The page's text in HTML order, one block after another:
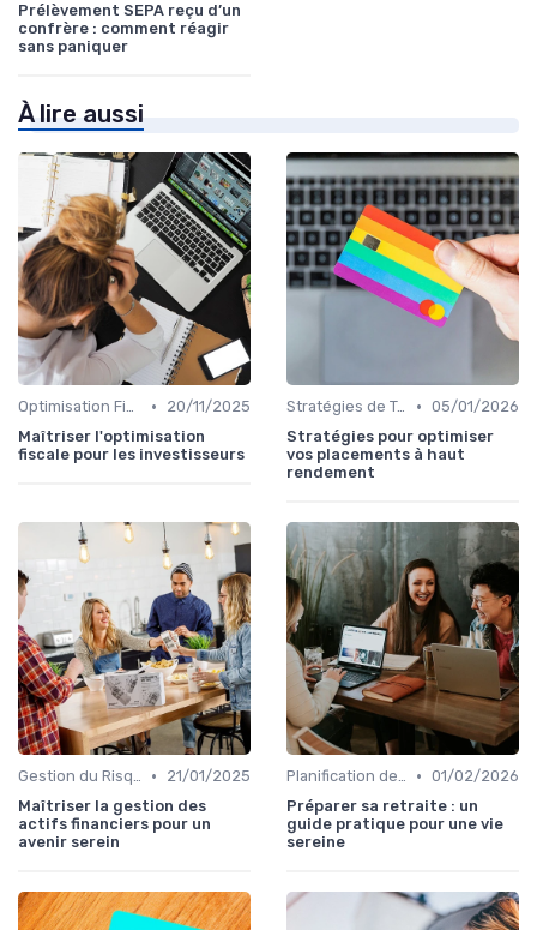
Prélèvement SEPA reçu d’un
confrère : comment réagir
sans paniquer
À lire aussi
Optimisation Fiscale •
20/11/2025
Maîtriser l'optimisation
fiscale pour les investisseurs
Stratégies de Trading • 05/01/2026
Stratégies pour optimiser
vos placements à haut
rendement
Gestion du Risque Financier •
21/01/2025
Maîtriser la gestion des
actifs financiers pour un
avenir serein
Planification de la Retraite • 01/02/2026
Préparer sa retraite : un
guide pratique pour une vie
sereine